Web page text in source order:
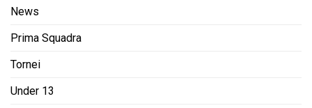
News
Prima Squadra
Tornei
Under 13